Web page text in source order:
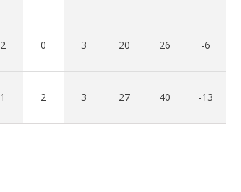
2 0 3 20 26 -6
1 2 3 27 40 -13